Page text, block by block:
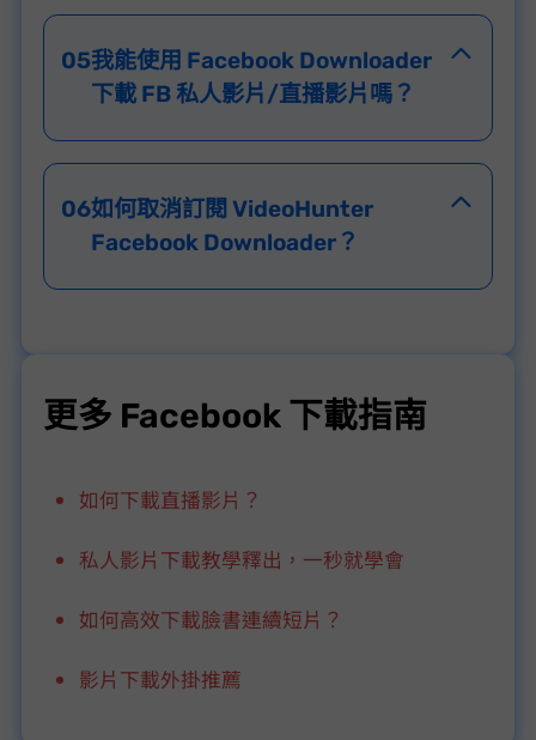
05我能使用 Facebook Downloader
下載 FB 私人影片/直播影片嗎？
06如何取消訂閱 VideoHunter
Facebook Downloader？
更多 Facebook 下載指南
如何下載 Facebook 直播影片？
Facebook 私人影片下載教學釋出，一秒就學會
如何高效下載臉書 Reels 連續短片？
FB 影片下載 Chrome 外掛推薦